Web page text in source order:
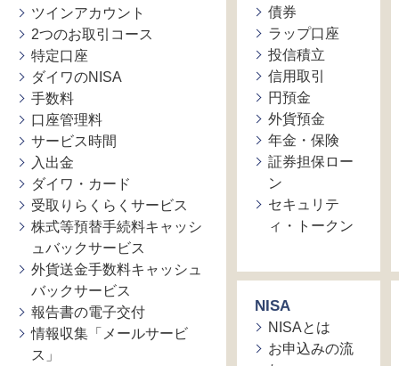
ツインアカウント
2つのお取引コース
特定口座
ダイワのNISA
手数料
口座管理料
サービス時間
入出金
ダイワ・カード
受取りらくらくサービス
株式等預替手続料キャッシ
ュバックサービス
外貨送金手数料キャッシュ
バックサービス
報告書の電子交付
情報収集「メールサービ
ス」
債券
ラップ口座
投信積立
信用取引
円預金
外貨預金
年金・保険
証券担保ロー
ン
セキュリテ
ィ・トークン
NISA
NISAとは
お申込みの流